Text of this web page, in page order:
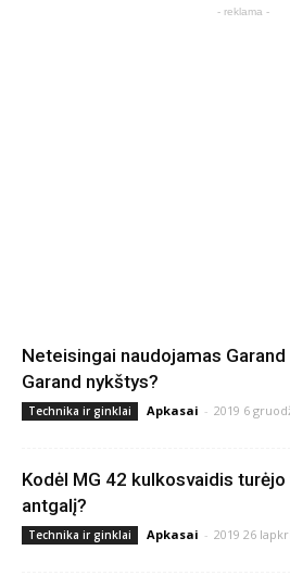
- reklama -
Neteisingai naudojamas
Garand nykštys?
Technika ir ginklai Apkasai - 2019 6
Kodėl MG 42 kulkosvaidis
antgalį?
Technika ir ginklai Apkasai - 2019 26